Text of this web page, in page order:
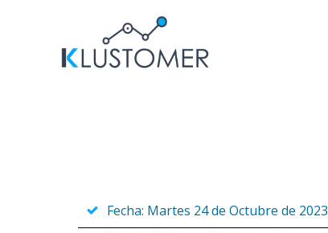
Fecha: Martes 24 de Octubre de 2023